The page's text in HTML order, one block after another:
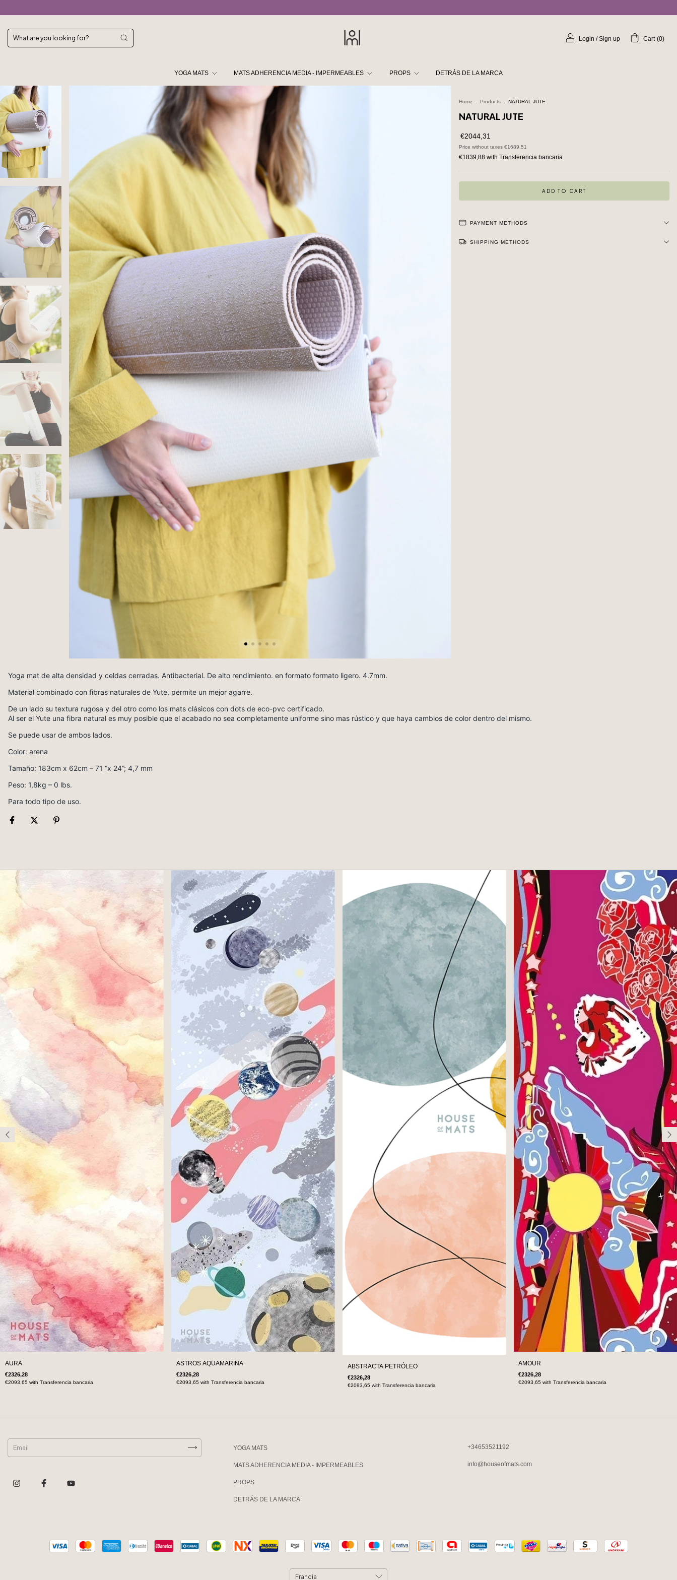
Login /Sign up Cart (0)
YOGA MATS MATS ADHERENCIA MEDIA - IMPERMEABLES PROPS DETRÁS DE LA MARCA
Home Products NATURAL JUTE
NATURAL JUTE
€2044,31
Price without taxes €1689,51
€1839,88 with Transferencia bancaria
PAYMENT METHODS
SHIPPING METHODS
Yoga mat de alta densidad y celdas cerradas. Antibacterial. De alto rendimiento. en formato formato ligero. 4.7mm.
Material combinado con fibras naturales de Yute, permite un mejor agarre.
De un lado su textura rugosa y del otro como los mats clásicos con dots de eco-pvc certificado.
Al ser el Yute una fibra natural es muy posible que el acabado no sea completamente uniforme sino mas rústico y que haya cambios de color dentro del mismo.
Se puede usar de ambos lados.
Color: arena
Tamaño: 183cm x 62cm – 71 “x 24”; 4,7 mm
Peso: 1,8kg – 0 lbs.
Para todo tipo de uso.
AURA
€2326,28
€2093,65 with Transferencia bancaria
ASTROS AQUAMARINA
€2326,28
€2093,65 with Transferencia bancaria
ABSTRACTA PETRÓLEO
€2326,28
€2093,65 with Transferencia bancaria
AMOUR
€2326,28
€2093,65with Transferencia bancaria
YOGA MATS
MATS ADHERENCIA MEDIA - IMPERMEABLES
PROPS
DETRÁS DE LA MARCA
+34653521192
info@houseofmats.com